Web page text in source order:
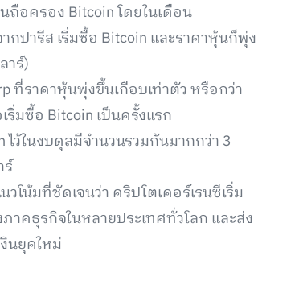
ถือครอง Bitcoin โดยในเดือน
ปารีส เริ่มซื้อ Bitcoin และราคาหุ้นก็พุ่ง
าร์)
ที่ราคาหุ้นพุ่งขึ้นเกือบเท่าตัว หรือกว่า
มซื้อ Bitcoin เป็นครั้งแรก
ในงบดุลมีจำนวนรวมกันมากกว่า 3
โน้มที่ชัดเจนว่า คริปโตเคอร์เรนซีเริ่ม
คธุรกิจในหลายประเทศทั่วโลก และส่ง
นยุคใหม่